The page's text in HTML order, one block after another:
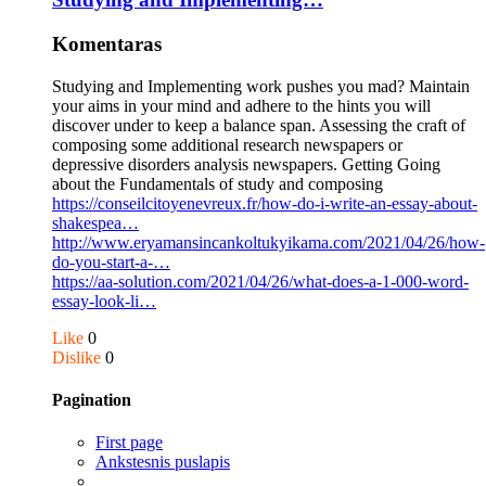
Komentaras
Studying and Implementing work pushes you mad? Maintain
your aims in your mind and adhere to the hints you will
discover under to keep a balance span. Assessing the craft of
composing some additional research newspapers or
depressive disorders analysis newspapers. Getting Going
about the Fundamentals of study and composing
https://conseilcitoyenevreux.fr/how-do-i-write-an-essay-about-
shakespea…
http://www.eryamansincankoltukyikama.com/2021/04/26/how-
do-you-start-a-…
https://aa-solution.com/2021/04/26/what-does-a-1-000-word-
essay-look-li…
Like 0
Dislike 0
Pagination
First page
Ankstesnis puslapis